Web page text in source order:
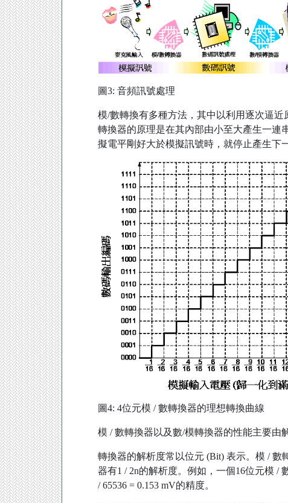
圖3: 音頻訊號處理
模/數轉換有多種方法，其中以利用逐次逼
轉換器的原理是在其內部由小至大產生一連
擬電平剛好大於模擬訊號時，就停止產生下
圖4: 4位元模 / 數轉換器的理想轉換曲線
模 / 數轉換器以及數/模轉換器的性能主要由
轉換器的解析度常以位元 (Bit) 表示。模 /
器有1 / 2n的解析度。例如，一個16位元模 /
/ 65536 = 0.153 mV的精度。